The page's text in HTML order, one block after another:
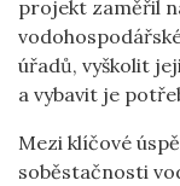
projekt zaměřil
úřadů, vyškolit
a vybavit je
Mezi klíčové
soběstačnosti